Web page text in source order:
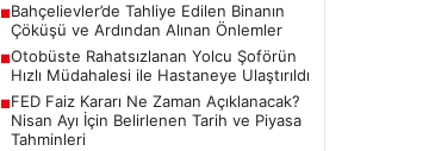
■Bahçelievler’de Tahliye Edilen Binanın
Çöküşü ve Ardından Alınan Önlemler
■Otobüste Rahatsızlanan Yolcu Şoförün
Hızlı Müdahalesi ile Hastaneye Ulaştırıldı
■FED Faiz Kararı Ne Zaman Açıklanacak?
Nisan Ayı İçin Belirlenen Tarih ve Piyasa
Tahminleri